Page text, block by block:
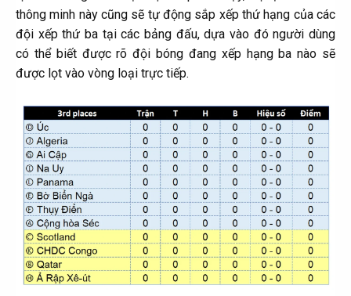
thông minh này cũng sẽ tự động sắp xếp thứ hạng của các
đội xếp thứ ba tại các bảng đấu, dựa vào đó người dùng
có thể biết được rõ đội bóng đang xếp hạng ba nào sẽ
được lọt vào vòng loại trực tiếp.